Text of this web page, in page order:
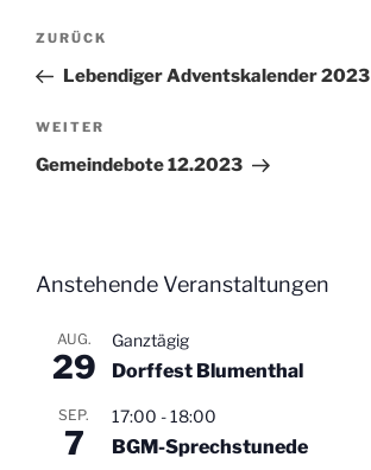
Beitragsnavigation
Vorheriger
Beitrag
ZURÜCK
Lebendiger Adventskalender 2023
Nächster
Beitrag
WEITER
Gemeindebote 12.2023
Anstehende Veranstaltungen
AUG.
29
Ganztägig
Dorffest Blumenthal
SEP.
7
17:00 -18:00
BGM-Sprechstunede